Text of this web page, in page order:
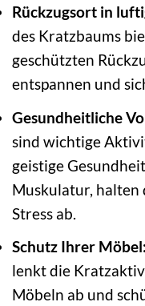
Rückzugsort in
des Kratzbaums
geschützten
entspannen und
Gesundheitliche
sind wichtige
geistige
Muskulatur, halten
Stress ab.
Schutz Ihrer Möbel:
lenkt die
Möbeln ab und